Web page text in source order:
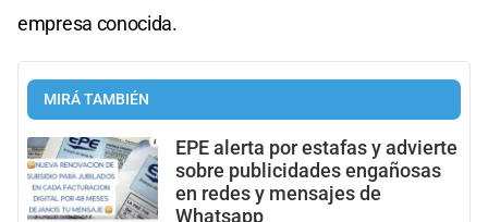
empresa conocida.
MIRÁ TAMBIÉN
EPE alerta por estafas y advierte
sobre publicidades engañosas
en redes y mensajes de
Whatsapp